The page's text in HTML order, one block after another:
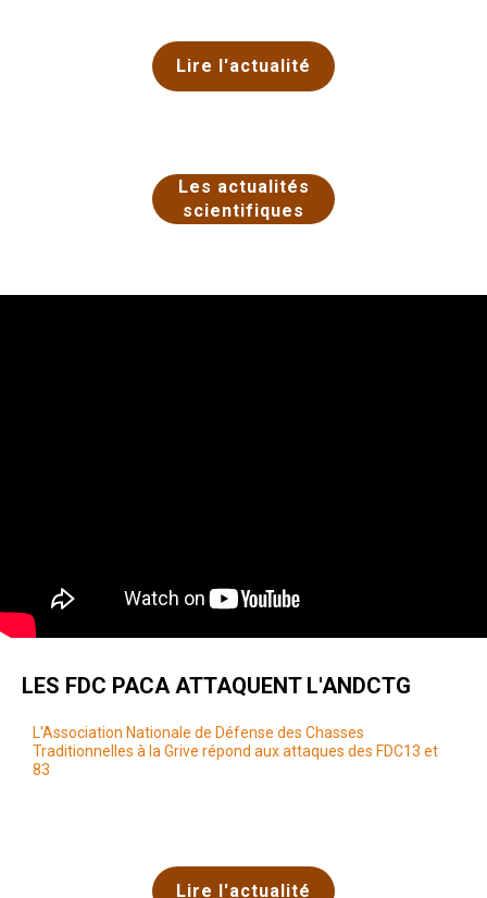
Lire l'actualité
Les actualités
scientifiques
LES FDC PACA ATTAQUENT L'ANDCTG
L'Association Nationale de Défense des Chasses
Traditionnelles à la Grive répond aux attaques des FDC13 et
83
Lire l'actualité